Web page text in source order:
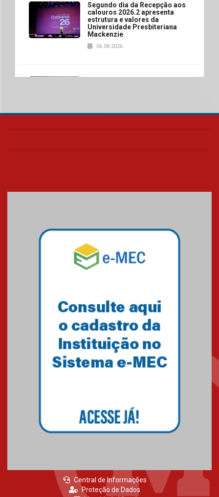
Segundo dia da Recepção aos
calouros 2026.2 apresenta
estrutura e valores da
Universidade Presbiteriana
Mackenzie
06.08.2026
realizará nova edição da Feira
04.08.2026
Mackenzie recepciona os
calouros do segundo semestre
Como o Colégio Mackenzie
Brasília prepara seus
estudantes para o PAS antes
mesmo do Ensino Médio
04.08.2026
Central de Informações
Proteção de Dados